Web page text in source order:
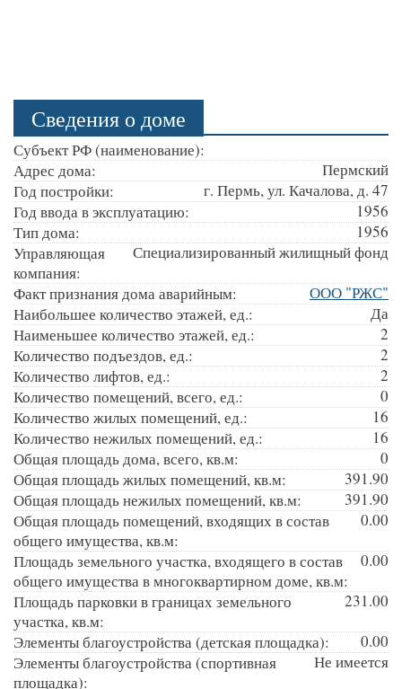
Сведения о доме
Субъект РФ (наименование):
Пермский
Адрес дома:
г. Пермь, ул. Качалова, д. 47
Год постройки:
1956
Год ввода в эксплуатацию:
1956
Тип дома:
Специализированный жилищный фонд
Управляющая
компания:
ООО "РЖС"
Факт признания дома аварийным:
Да
Наибольшее количество этажей, ед.:
2
Наименьшее количество этажей, ед.:
2
Количество подъездов, ед.:
2
Количество лифтов, ед.:
0
Количество помещений, всего, ед.:
16
Количество жилых помещений, ед.:
16
Количество нежилых помещений, ед.:
0
Общая площадь дома, всего, кв.м:
391.90
Общая площадь жилых помещений, кв.м:
391.90
Общая площадь нежилых помещений, кв.м:
0.00
Общая площадь помещений, входящих в состав
общего имущества, кв.м:
0.00
Площадь земельного участка, входящего в состав
общего имущества в многоквартирном доме, кв.м:
231.00
Площадь парковки в границах земельного
участка, кв.м:
0.00
Элементы благоустройства (детская площадка):
Не имеется
Элементы благоустройства (спортивная
площадка):